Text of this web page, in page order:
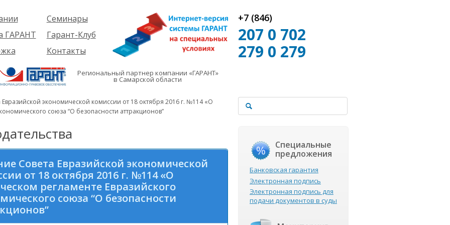
ГАРАНТ
Семинары
Об услуге
Предстоящие
семинары
Гарант-Клуб
Контакты
+7 (846)
207 0 702
279 0 279
Региональный партнер компании «ГАРАНТ»
в Самарской области
экономической комиссии от 18 октября 2016 г. №114 «О
союза “О безопасности аттракционов”
Совета Евразийской экономической
от 18 октября 2016 г. №114 «О
регламенте Евразийского
союза “О безопасности
Специальные
предложения
Банковская гарантия
Электронная подпись
Электронная подпись для
подачи документов в суды